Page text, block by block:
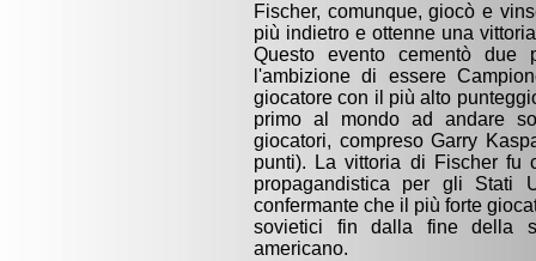
Fischer, comunque, giocò e
più indietro e ottenne una
Questo evento cementò due
l'ambizione di essere
giocatore con il più alto
primo al mondo ad andare
giocatori, compreso Garry
punti). La vittoria di Fischer fu
propagandistica per gli Stati
confermante che il più forte
sovietici fin dalla fine della
americano.